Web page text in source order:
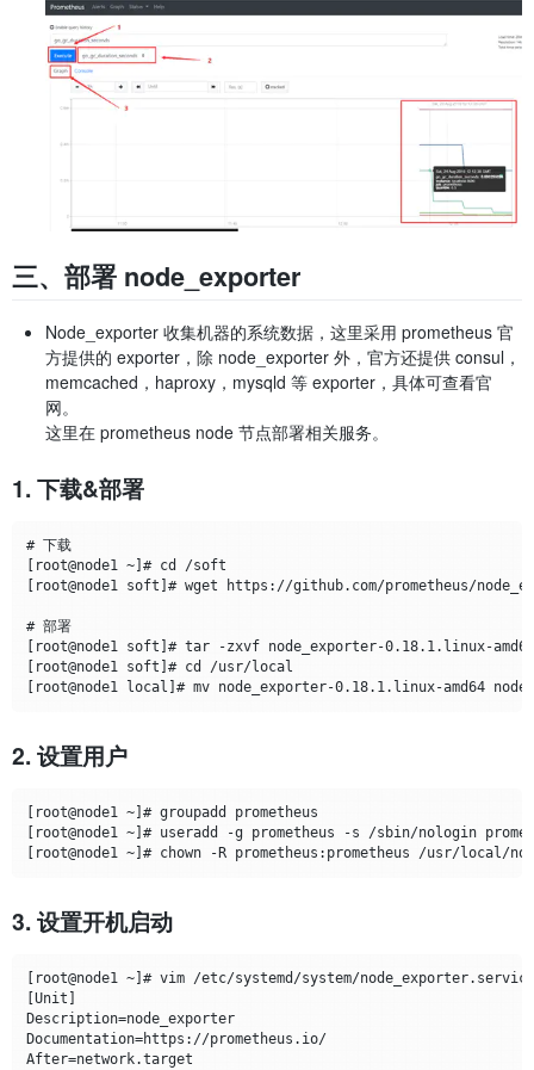
三、部署 node_exporter
Node_exporter 收集机器的系统数据，这里采用 prometheus 官
方提供的 exporter，除 node_exporter 外，官方还提供 consul，
memcached，haproxy，mysqld 等 exporter，具体可查看官
网。
这里在 prometheus node 节点部署相关服务。
1. 下载&部署
# 下载
[root@node1 ~]# cd /soft
[root@node1 soft]# wget https://github.com/prometheus/
# 部署
[root@node1 soft]# tar -zxvf node_exporter-0.18.1.linux-
[root@node1 soft]# cd /usr/local
2. 设置用户
[root@node1 ~]# groupadd prometheus
[root@node1 ~]# useradd -g prometheus -s /sbin/nologin
3. 设置开机启动
[root@node1 ~]# vim /etc/systemd/system/node_exporter.service
[Unit]
Description=node_exporter
Documentation=https://prometheus.io/
After=network.target